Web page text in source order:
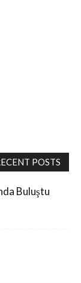
POSTS
Buluştu